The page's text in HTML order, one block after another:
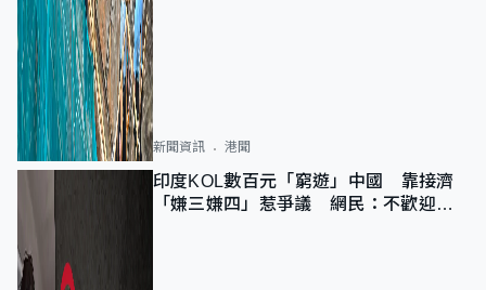
新聞資訊 港聞
印度KOL數百元「窮遊」中國 靠接濟
「嫌三嫌四」惹爭議 網民：不歡迎劣